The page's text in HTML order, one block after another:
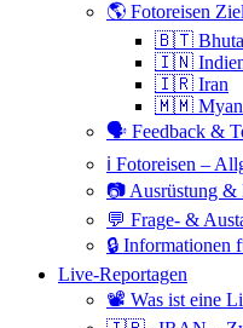
🌎 Fotoreisen
🇧🇹
🇮🇳
🇮🇷 Iran
🇲🇲
🗣 Feedback &
ℹ️ Fotoreisen –
📷 Ausrüstung &
💬 Frage- &
🔒 Informationen
Live-Reportagen
📽 Was ist eine